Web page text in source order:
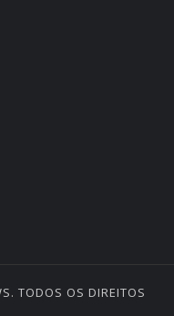
. TODOS OS DIREITOS